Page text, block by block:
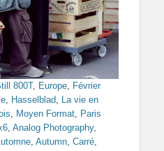
800T, Europe, Février
, Hasselblad, La vie en
, Moyen Format, Paris
, Analog Photography,
, Autumn, Carré,